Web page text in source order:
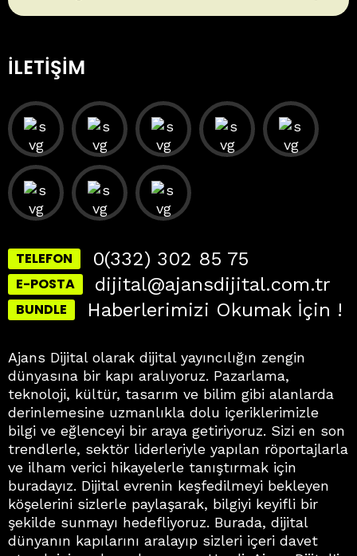
İLETIŞIM
TELEFON 0(332) 302 85 75
E-POSTA dijital@ajansdijital.com.tr
BUNDLE Haberlerimizi Okumak İçin !
Ajans Dijital olarak dijital yayıncılığın zengin
dünyasına bir kapı aralıyoruz. Pazarlama,
teknoloji, kültür, tasarım ve bilim gibi alanlarda
derinlemesine uzmanlıkla dolu içeriklerimizle
bilgi ve eğlenceyi bir araya getiriyoruz. Sizi en son
trendlerle, sektör liderleriyle yapılan röportajlarla
ve ilham verici hikayelerle tanıştırmak için
buradayız. Dijital evrenin keşfedilmeyi bekleyen
köşelerini sizlerle paylaşarak, bilgiyi keyifli bir
şekilde sunmayı hedefliyoruz. Burada, dijital
dünyanın kapılarını aralayıp sizleri içeri davet